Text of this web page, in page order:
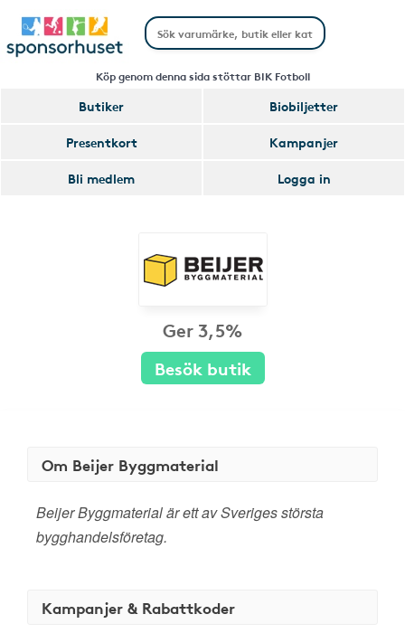
Köp genom denna sida stöttar BIK Fotboll
Butiker
Biobiljetter
Presentkort
Kampanjer
Bli medlem
Logga in
Ger 3,5%
Besök butik
Om Beijer Byggmaterial
Beijer Byggmaterial är ett av Sveriges största
bygghandelsföretag.
Kampanjer & Rabattkoder